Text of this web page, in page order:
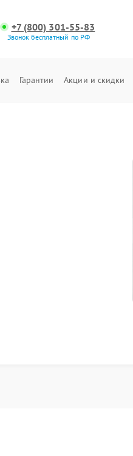
+7 (800) 301-55-83
Звонок бесплатный по РФ
Гарантии Акции и скидки